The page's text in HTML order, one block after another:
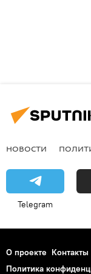
НОВОСТИ
Telegram
О проекте Контакты
Политика